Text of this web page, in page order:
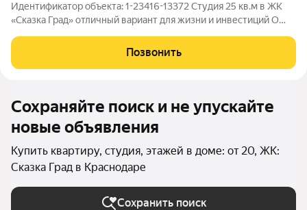
Идентификатор объекта: 1-23416-13372 Студия 25 кв.м в ЖК
«Сказка Град» отличный вариант для жизни и инвестиций О
Полностью укомплектована мебелью Не требует
дополнительных вложений Инвестиционная
Позвонить
Сохраняйте поиск и не упускайте
новые объявления
Купить квартиру, студия, этажей в доме: от 20, ЖК:
Сказка Град в Краснодаре
Сохранить поиск